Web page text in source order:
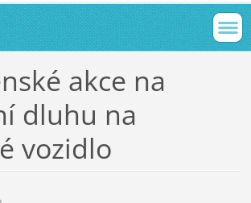
akce na
dluhu na
vozidlo